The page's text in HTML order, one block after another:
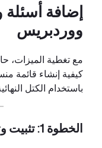
إضافة
ووردبريس
مع تغطية الميزات،
كيفية إنشاء قائمة
باستخدام الكتل
الخطوة 1: تثبيت وتفعيل Ultimate Blocks